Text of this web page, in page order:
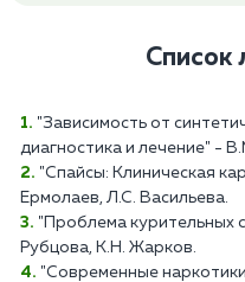
Список
"Зависимость от
диагностика и лечение" -
"Спайсы: Клиническая
Ермолаев, Л.С. Васильева.
"Проблема курительных
Рубцова, К.Н. Жарков.
"Современные